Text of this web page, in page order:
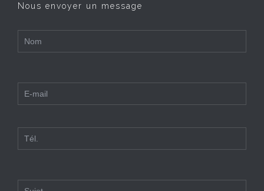
Nous envoyer un message